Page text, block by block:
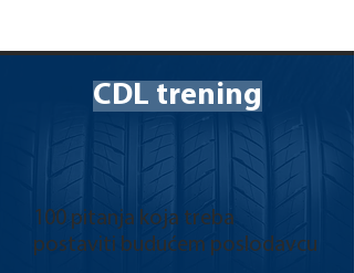
CDL trening
100 pitanja koja treba
postaviti budućem poslodavcu